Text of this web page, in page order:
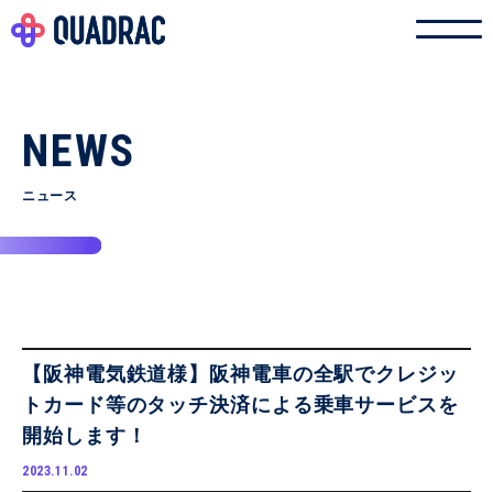
NEWS
ニュース
【阪神電気鉄道様】阪神電車の全駅でクレジッ
トカード等のタッチ決済による乗車サービスを
開始します！
2023.11.02